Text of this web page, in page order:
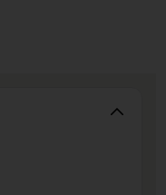
plastic
inches
– Voor meer